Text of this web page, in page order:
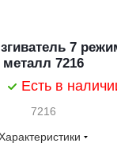
7
металл 7216
Есть в
7216